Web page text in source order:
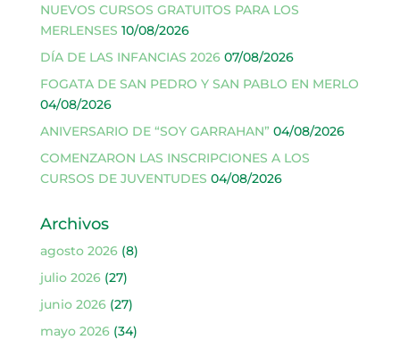
NUEVOS CURSOS GRATUITOS PARA LOS
MERLENSES 10/08/2026
DÍA DE LAS INFANCIAS 2026 07/08/2026
FOGATA DE SAN PEDRO Y SAN PABLO EN MERLO
04/08/2026
ANIVERSARIO DE “SOY GARRAHAN” 04/08/2026
COMENZARON LAS INSCRIPCIONES A LOS
CURSOS DE JUVENTUDES 04/08/2026
Archivos
agosto 2026(8)
julio 2026(27)
junio 2026(27)
mayo 2026(34)